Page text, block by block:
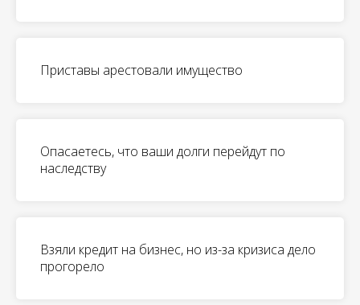
Приставы арестовали имущество
Опасаетесь, что ваши долги перейдут по
наследству
Взяли кредит на бизнес, но из-за кризиса дело
прогорело